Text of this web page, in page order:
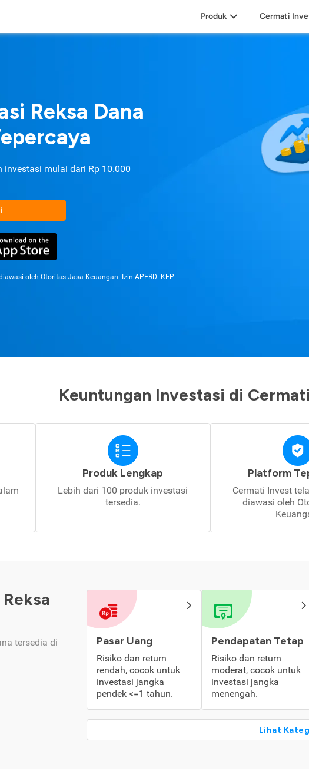
Produk Cermati
Reksa Dana
investasi mulai dari Rp 10.000
oleh Otoritas Jasa Keuangan. Izin APERD: KEP-
Keuntungan Investasi di
Produk Lengkap
Lebih dari 100 produk investasi
tersedia.
Platform
Cermati Invest
diawasi oleh
tersedia di
Pasar Uang
Risiko dan return
rendah, cocok untuk
investasi jangka
pendek <=1 tahun.
Pendapatan Tetap
Risiko dan return
moderat, cocok untuk
investasi jangka
menengah.
Lihat